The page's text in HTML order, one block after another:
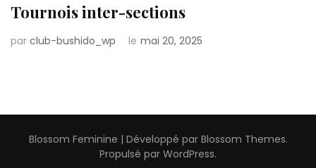
Tournois inter-sections
par club-bushido_wp le mai 20, 2025
Blossom Feminine | Développé par Blossom Themes.
Propulsé par WordPress.